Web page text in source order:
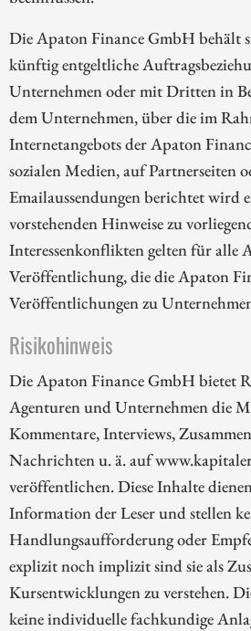
Die Apaton Finance GmbH behält
künftig entgeltliche
Unternehmen oder mit Dritten in
dem Unternehmen, über die im
Internetangebots der Apaton
sozialen Medien, auf Partnerseiten
Emailaussendungen berichtet wird
vorstehenden Hinweise zu
Interessenkonflikten gelten für alle
Veröffentlichung, die die Apaton
Veröffentlichungen zu
Risikohinweis
Die Apaton Finance GmbH bietet
Agenturen und Unternehmen die
Kommentare, Interviews,
Nachrichten u. ä. auf
veröffentlichen. Diese Inhalte
Information der Leser und stellen
Handlungsaufforderung oder
explizit noch implizit sind sie als
Kursentwicklungen zu verstehen.
keine individuelle fachkundige